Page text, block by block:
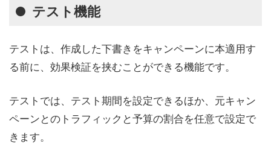
テスト機能
テストは、作成した下書きをキャンペーンに本適用す
る前に、効果検証を挟むことができる機能です。
テストでは、テスト期間を設定できるほか、元キャン
ペーンとのトラフィックと予算の割合を任意で設定で
きます。